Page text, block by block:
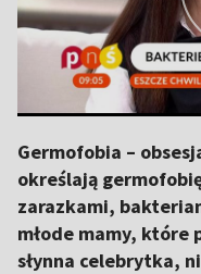
Germofobia –
określają
zarazkami,
młode mamy, które
słynna celebrytka,